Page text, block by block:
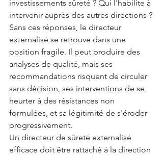
investissements sûreté ? Qui l'habilite à
intervenir auprès des autres directions ?
Sans ces réponses, le directeur
externalisé se retrouve dans une
position fragile. Il peut produire des
analyses de qualité, mais ses
recommandations risquent de circuler
sans décision, ses interventions de se
heurter à des résistances non
formulées, et sa légitimité de s'éroder
progressivement.
Un directeur de sûreté externalisé
efficace doit être rattaché à la direction